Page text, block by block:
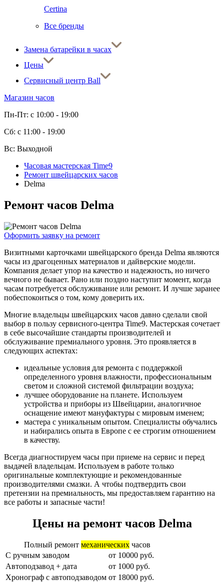
Certina
Все бренды
Замена батарейки в часах
Цены
Сервисный центр Ball
Магазин часов
Пн-Пт: с 10:00 - 19:00
Сб: с 11:00 - 19:00
Вс: Выходной
Часовая мастерская Time9
Ремонт швейцарских часов
Delma
Ремонт часов Delma
Оформить заявку на ремонт
Визитными карточками швейцарского бренда Delma являются
часы из драгоценных материалов и дайверские модели.
Компания делает упор на качество и надежность, но ничего
вечного не бывает. Рано или поздно наступит момент, когда
часам потребуется обслуживание или ремонт. И лучше заранее
побеспокоиться о том, кому доверить их.
Многие владельцы швейцарских часов давно сделали свой
выбор в пользу сервисного-центра Time9. Мастерская сочетает
в себе высочайшие стандарты производителей и
обслуживание премиального уровня. Это проявляется в
следующих аспектах:
идеальные условия для ремонта с поддержкой
определенного уровня влажности, профессиональным
светом и сложной системой фильтрации воздуха;
лучшее оборудование на планете. Используем
устройства и приборы из Швейцарии, аналогичное
оснащение имеют мануфактуры с мировым именем;
мастера с уникальным опытом. Специалисты обучались
и набирались опыта в Европе с ее строгим отношением
в качеству.
Всегда диагностируем часы при приеме на сервис и перед
выдачей владельцам. Используем в работе только
оригинальные комплектующие и рекомендованные
производителями смазки. А чтобы подтвердить свои
претензии на премиальность, мы предоставляем гарантию на
все работы и запасные части!
Цены на ремонт часов Delma
Полный ремонт механическихчасов
С ручным заводом
от 10000 руб.
Автоподзавод + дата
от 1000 руб.
Хронограф с автоподзаводом от 18000 руб.